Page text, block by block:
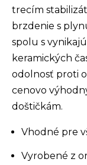
trecím
brzdenie s
spolu s
keramických
odolnosť proti
cenovo
doštičkám.
Vhodné pre
Vyrobené z